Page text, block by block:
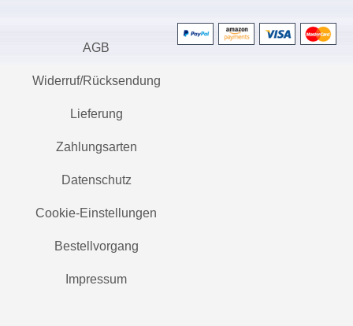
AGB
Widerruf/Rücksendung
Lieferung
Zahlungsarten
Datenschutz
Cookie-Einstellungen
Bestellvorgang
Impressum